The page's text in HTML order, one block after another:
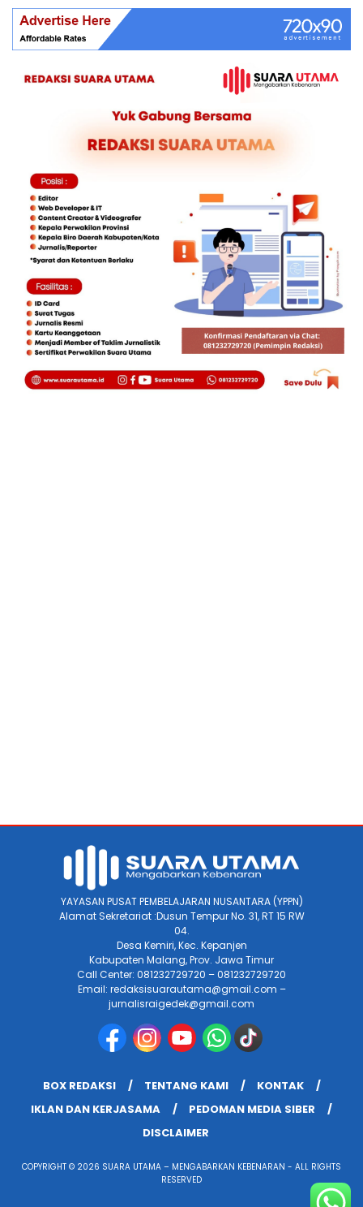
YAYASAN PUSAT PEMBELAJARAN NUSANTARA (YPPN)
Alamat Sekretariat :Dusun Tempur No. 31, RT 15 RW
04.
Desa Kemiri, Kec. Kepanjen
Kabupaten Malang, Prov. Jawa Timur
Call Center: 081232729720 – 081232729720
Email: redaksisuarautama@gmail.com –
jurnalisraigedek@gmail.com
BOX REDAKSI TENTANG KAMI
KONTAK
IKLAN DAN KERJASAMA
PEDOMAN MEDIA SIBER
DISCLAIMER
COPYRIGHT © 2026 SUARA UTAMA – MENGABARKAN KEBENARAN - ALL RIGHTS
RESERVED